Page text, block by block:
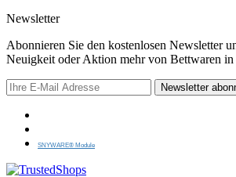
Newsletter
Abonnieren Sie den kostenlosen Newsletter
Neuigkeit oder Aktion mehr von Bettwaren
Newsletter
SNYWARE® Module